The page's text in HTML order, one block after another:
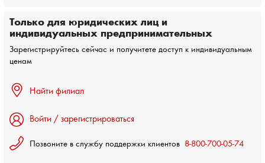
Только для юридических лиц и
индивидуальных предпринимательных
Зарегистрируйтесь сейчас и получитете доступ к индивидуальным
ценам
Найти филиал
Войти / зарегистрироваться
Позвоните в службу поддержки клиентов 8-800-700-05-74